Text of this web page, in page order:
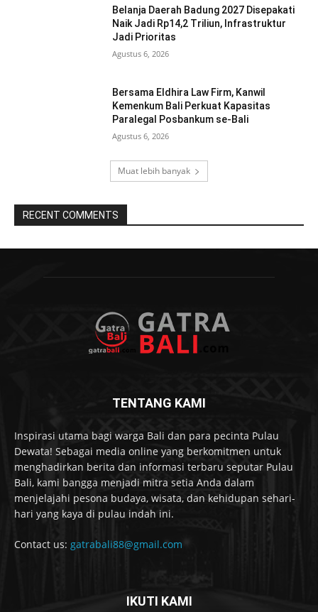
Belanja Daerah Badung 2027 Disepakati
Naik Jadi Rp14,2 Triliun, Infrastruktur
Jadi Prioritas
Agustus 6, 2026
Bersama Eldhira Law Firm, Kanwil
Kemenkum Bali Perkuat Kapasitas
Paralegal Posbankum se-Bali
Agustus 6, 2026
Muat lebih banyak
RECENT COMMENTS
TENTANG KAMI
Inspirasi utama bagi warga Bali dan para pecinta Pulau
Dewata! Sebagai media online yang berkomitmen untuk
menghadirkan berita dan informasi terbaru seputar Pulau
Bali, kami bangga menjadi mitra setia Anda dalam
menjelajahi pesona budaya, wisata, dan kehidupan sehari-
hari yang kaya di pulau indah ini.
Contact us: gatrabali88@gmail.com
IKUTI KAMI